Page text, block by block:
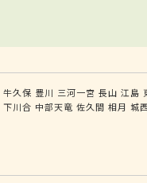
牛久保 豊川 三河一宮 長山 江島
下川合 中部天竜 佐久間 相月 城